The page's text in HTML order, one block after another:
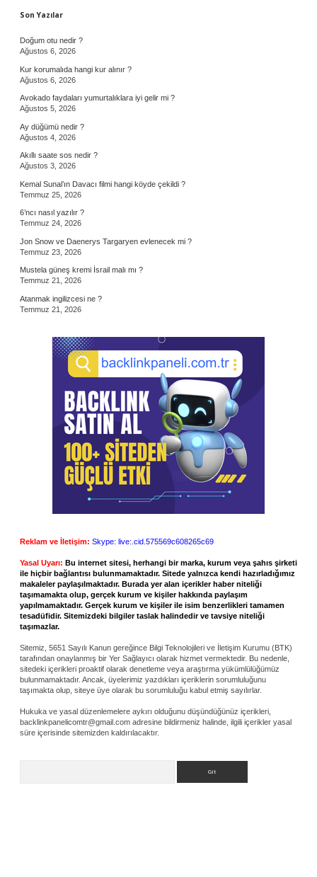
Sidebar
Son Yazılar
Doğum otu nedir ?
Ağustos 6, 2026
Kur korumalıda hangi kur alınır ?
Ağustos 6, 2026
Avokado faydaları yumurtalıklara iyi gelir mi ?
Ağustos 5, 2026
Ay düğümü nedir ?
Ağustos 4, 2026
Akıllı saate sos nedir ?
Ağustos 3, 2026
Kemal Sunal’ın Davacı filmi hangi köyde çekildi ?
Temmuz 25, 2026
6’ncı nasıl yazılır ?
Temmuz 24, 2026
Jon Snow ve Daenerys Targaryen evlenecek mi ?
Temmuz 23, 2026
Mustela güneş kremi İsrail malı mı ?
Temmuz 21, 2026
Atanmak ingilizcesi ne ?
Temmuz 21, 2026
Reklam ve İletişim: Skype: live:.cid.575569c608265c69
Yasal Uyarı: Bu internet sitesi, herhangi bir marka, kurum veya şahıs şirketi
ile hiçbir bağlantısı bulunmamaktadır. Sitede yalnızca kendi hazırladığımız
makaleler paylaşılmaktadır. Burada yer alan içerikler haber niteliği
taşımamakta olup, gerçek kurum ve kişiler hakkında paylaşım
yapılmamaktadır. Gerçek kurum ve kişiler ile isim benzerlikleri tamamen
tesadüfidir. Sitemizdeki bilgiler taslak halindedir ve tavsiye niteliği
taşımazlar.
Sitemiz, 5651 Sayılı Kanun gereğince Bilgi Teknolojileri ve İletişim Kurumu (BTK)
tarafından onaylanmış bir Yer Sağlayıcı olarak hizmet vermektedir. Bu nedenle,
sitedeki içerikleri proaktif olarak denetleme veya araştırma yükümlülüğümüz
bulunmamaktadır. Ancak, üyelerimiz yazdıkları içeriklerin sorumluluğunu
taşımakta olup, siteye üye olarak bu sorumluluğu kabul etmiş sayılırlar.
Hukuka ve yasal düzenlemelere aykırı olduğunu düşündüğünüz içerikleri,
backlinkpanelicomtr@gmail.com adresine bildirmeniz halinde, ilgili içerikler yasal
süre içerisinde sitemizden kaldırılacaktır.